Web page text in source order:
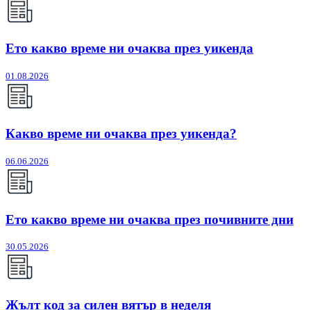
Ето какво време ни очаква през уикенда
01.08.2026
Какво време ни очаква през уикенда?
06.06.2026
Ето какво време ни очаква през почивните дни
30.05.2026
Жълт код за силен вятър в неделя